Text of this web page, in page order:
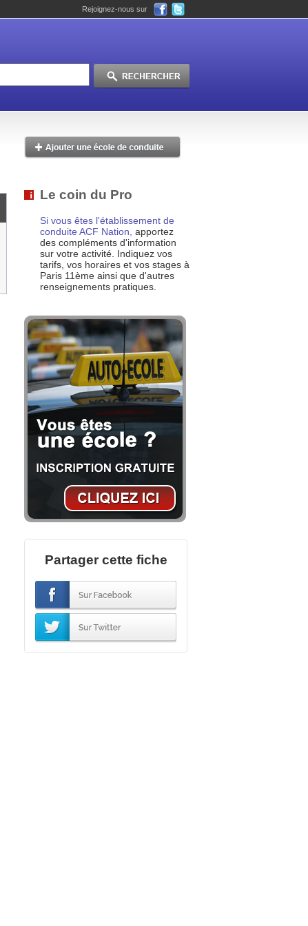
Rejoignez-nous sur
Le coin du Pro
Si vous êtes l'établissement de
conduite ACF Nation, apportez
des compléments d'information
sur votre activité. Indiquez vos
tarifs, vos horaires et vos stages à
Paris 11ème ainsi que d'autres
renseignements pratiques.
Partager cette fiche